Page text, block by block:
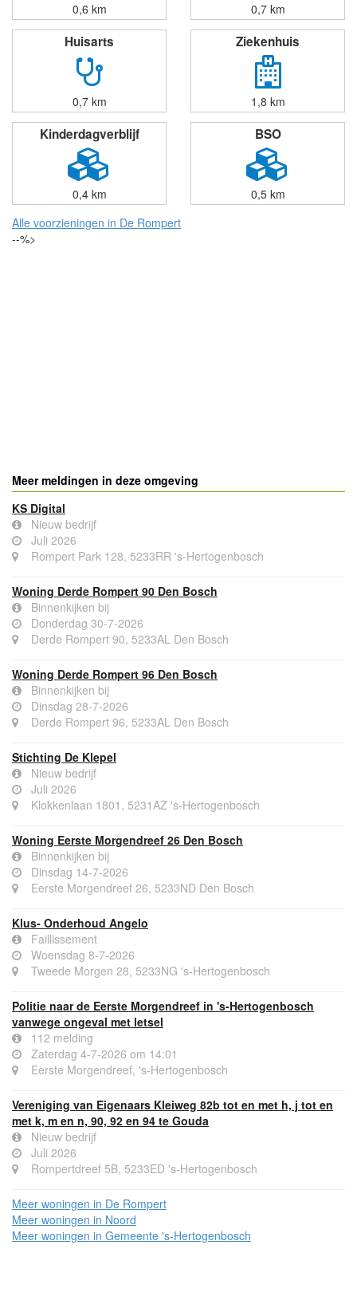
0,6 km 0,7 km
Huisarts
0,7 km
Ziekenhuis
1,8 km
Kinderdagverblijf
0,4 km
BSO
0,5 km
Alle voorzieningen in De Rompert
--%>
Meer meldingen in deze omgeving
KS Digital
Nieuw bedrijf
Juli 2026
Rompert Park 128, 5233RR 's-Hertogenbosch
Woning Derde Rompert 90 Den Bosch
Binnenkijken bij
Donderdag 30-7-2026
Derde Rompert 90, 5233AL Den Bosch
Woning Derde Rompert 96 Den Bosch
Binnenkijken bij
Dinsdag 28-7-2026
Derde Rompert 96, 5233AL Den Bosch
Stichting De Klepel
Nieuw bedrijf
Juli 2026
Klokkenlaan 1801, 5231AZ 's-Hertogenbosch
Woning Eerste Morgendreef 26 Den Bosch
Binnenkijken bij
Dinsdag 14-7-2026
Eerste Morgendreef 26, 5233ND Den Bosch
Klus- Onderhoud Angelo
Faillissement
Woensdag 8-7-2026
Tweede Morgen 28, 5233NG 's-Hertogenbosch
Politie naar de Eerste Morgendreef in 's-Hertogenbosch
vanwege ongeval met letsel
112 melding
Zaterdag 4-7-2026 om 14:01
Eerste Morgendreef, 's-Hertogenbosch
Vereniging van Eigenaars Kleiweg 82b tot en met h, j tot en
met k, m en n, 90, 92 en 94 te Gouda
Nieuw bedrijf
Juli 2026
Rompertdreef 5B, 5233ED 's-Hertogenbosch
Meer woningen in De Rompert
Meer woningen in Noord
Meer woningen in Gemeente 's-Hertogenbosch